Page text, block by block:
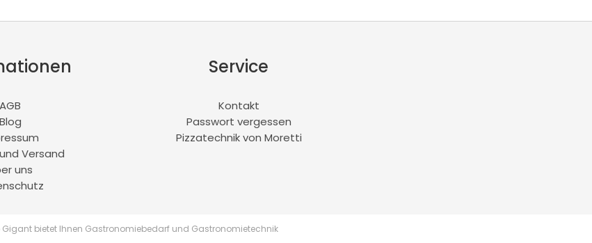
AGB
Blog
Versand
uns
Service
Kontakt
Passwort vergessen
Pizzatechnik von Moretti
Gigant bietet Ihnen Gastronomiebedarf und Gastronomietechnik